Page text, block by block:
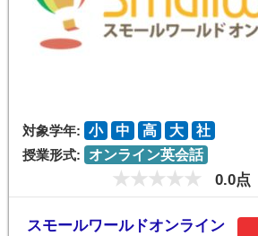
対象学年: 小 中 高 大
社
授業形式:
オンライン英会話
0.0点
スモールワールドオンライン